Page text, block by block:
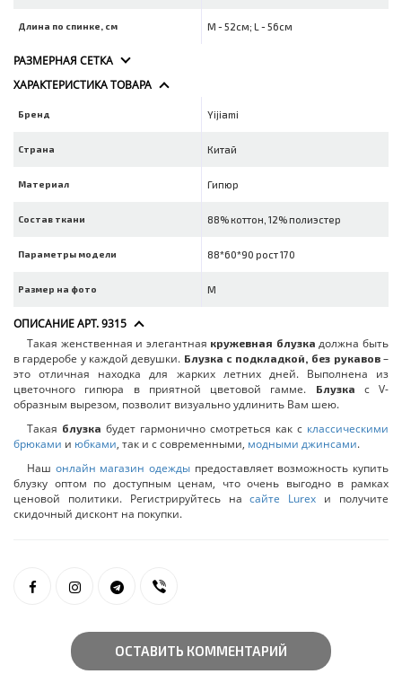
Длина по спинке, см M - 52см; L - 56см
РАЗМЕРНАЯ СЕТКА
ХАРАКТЕРИСТИКА ТОВАРА
Бренд Yijiami
Страна Китай
Материал Гипюр
Состав ткани 88% коттон, 12% полиэстер
Параметры модели 88*60*90 рост 170
Размер на фото M
ОПИСАНИЕ АРТ. 9315
Такая женственная и элегантная кружевная блузка должна быть
в гардеробе у каждой девушки. Блузка с подкладкой, без рукавов–
это отличная находка для жарких летних дней. Выполнена из
цветочного гипюра в приятной цветовой гамме.
Блузка
с V-
образным вырезом, позволит визуально удлинить Вам шею.
Такая блузка будет гармонично смотреться как с классическими
брюками и юбками, так и с современными, модными джинсами.
Наш онлайн магазин одежды предоставляет возможность купить
блузку оптом по доступным ценам, что очень выгодно в рамках
ценовой политики. Регистрируйтесь насайте Lurex и получите
скидочный дисконт на покупки.
ОСТАВИТЬ КОММЕНТАРИЙ